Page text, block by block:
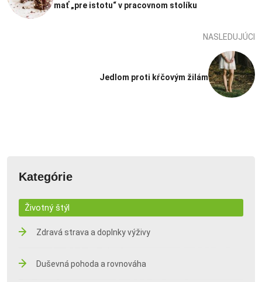
mať „pre istotu“ v pracovnom stolíku
NASLEDUJÚCI
Jedlom proti kŕčovým žilám
Kategórie
Životný štýl
Zdravá strava a doplnky výživy
Duševná pohoda a rovnováha